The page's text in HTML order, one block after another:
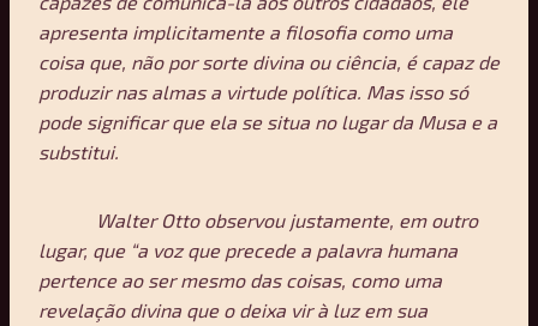
apresenta implicitamente a filosofia como uma
coisa que, não por sorte divina ou ciência, é capaz de
produzir nas almas a virtude política. Mas isso só
pode significar que ela se situa no lugar da Musa e a
substitui.
Walter Otto observou justamente, em outro
lugar, que “a voz que precede a palavra humana
pertence ao ser mesmo das coisas, como uma
revelação divina que o deixa vir à luz em sua